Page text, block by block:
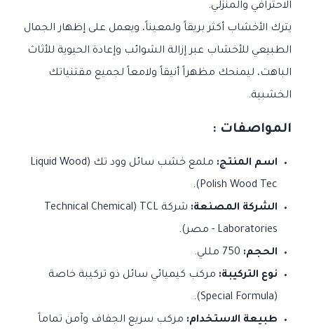
الاحترافي والمنزلي.
يترك الأخشاب أكثر بريقاً ولمعيناً، ويعمل على إظهار الجمال
الطبيعي للأخشاب عبر إزالة الشوائب وإعادة الحيوية للأثاث
الباهت، ليمنحك مظهراً أنيقاً ولامعاً لجميع مقتنياتك
الخشبية.
المواصفات :
اسم المنتج:
ملمع خشب سائل وود تك (Liquid Wood
Polish Wood Tec).
الشركة المصنعة:
شركة TCL (Technical Chemical
Laboratories - مصر).
الحجم:
نوع التركيبة: مركب كيميائي سائل ذو تركيبة خاصة
(Special Formula).
طبيعة الاستخدام: مركب سريع الجفاف وآمن تماماً